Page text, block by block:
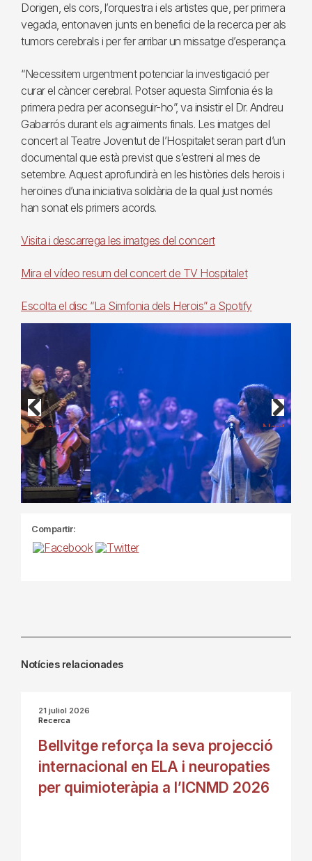
Dorigen, els cors, l’orquestra i els artistes que, per primera
vegada, entonaven junts en benefici de la recerca per als
tumors cerebrals i per fer arribar un missatge d’esperança.
“Necessitem urgentment potenciar la investigació per
curar el càncer cerebral. Potser aquesta Simfonia és la
primera pedra per aconseguir-ho”, va insistir el Dr. Andreu
Gabarrós durant els agraïments finals. Les imatges del
concert al Teatre Joventut de l’Hospitalet seran part d’un
documental que està previst que s’estreni al mes de
setembre. Aquest aprofundirà en les històries dels herois i
heroïnes d’una iniciativa solidària de la qual just només
han sonat els primers acords.
Visita i descarrega les imatges del concert
Mira el vídeo resum del concert de TV Hospitalet
Escolta el disc “La Simfonia dels Herois” a Spotify
Previous Next
Compartir:
Notícies relacionades
21 juliol 2026
Recerca
Bellvitge reforça la seva projecció
internacional en ELA i neuropaties
per quimioteràpia a l’ICNMD 2026